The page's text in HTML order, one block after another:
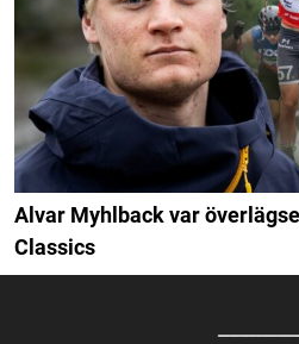
Alvar Myhlback var
Classics